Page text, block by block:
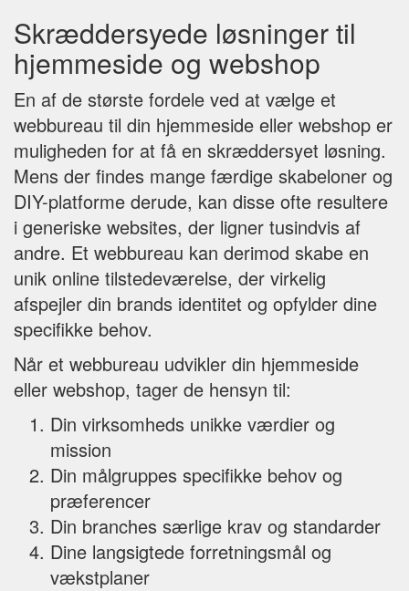
Skræddersyede løsninger til
hjemmeside og webshop
En af de største fordele ved at vælge et
webbureau til din hjemmeside eller webshop er
muligheden for at få en skræddersyet løsning.
Mens der findes mange færdige skabeloner og
DIY-platforme derude, kan disse ofte resultere
i generiske websites, der ligner tusindvis af
andre. Et webbureau kan derimod skabe en
unik online tilstedeværelse, der virkelig
afspejler din brands identitet og opfylder dine
specifikke behov.
Når et webbureau udvikler din hjemmeside
eller webshop, tager de hensyn til:
Din virksomheds unikke værdier og
mission
Din målgruppes specifikke behov og
præferencer
Din branches særlige krav og standarder
Dine langsigtede forretningsmål og
vækstplaner